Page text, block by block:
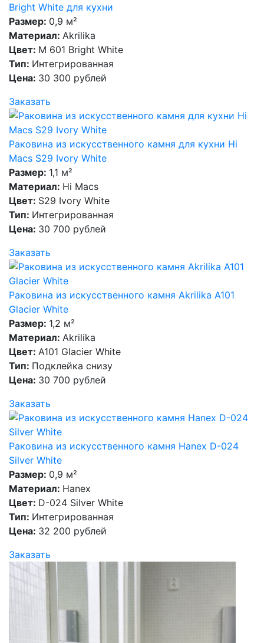
Bright White для кухни
Размер: 0,9 м²
Материал: Akrilika
Цвет: M 601 Bright White
Тип: Интегрированная
Цена: 30 300 рублей
Заказать
Раковина из искусственного камня для кухни Hi
Macs S29 Ivory White
Размер: 1,1 м²
Материал: Hi Macs
Цвет: S29 Ivory White
Тип: Интегрированная
Цена: 30 700 рублей
Заказать
Раковина из искусственного камня Akrilika A101
Glacier White
Размер: 1,2 м²
Материал: Akrilika
Цвет: A101 Glacier White
Тип: Подклейка снизу
Цена: 30 700 рублей
Заказать
Раковина из искусственного камня Hanex D-024
Silver White
Размер: 0,9 м²
Материал: Hanex
Цвет: D-024 Silver White
Тип: Интегрированная
Цена: 32 200 рублей
Заказать